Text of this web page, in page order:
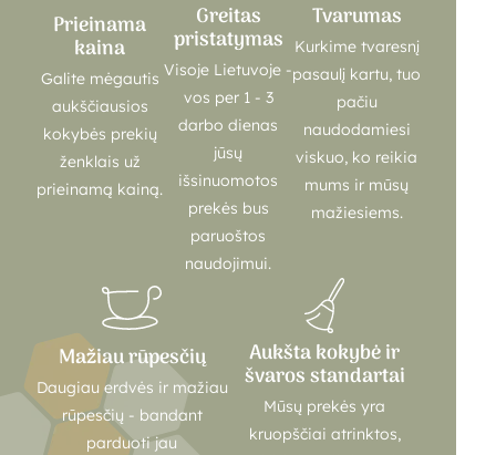
Prieinama
kaina
Galite mėgautis
aukščiausios
kokybės prekių
ženklais už
prieinamą kainą.
Greitas
pristatymas
Visoje Lietuvoje -
vos per 1 - 3
darbo dienas
jūsų
išsinuomotos
prekės bus
paruoštos
naudojimui.
Tvarumas
Kurkime tvaresnį
pasaulį kartu, tuo
pačiu
naudodamiesi
viskuo, ko reikia
mums ir mūsų
mažiesiems.
Mažiau rūpesčių
Daugiau erdvės ir mažiau
rūpesčių - bandant
parduoti jau
Aukšta kokybė ir
švaros standartai
Mūsų prekės yra
kruopščiai atrinktos,